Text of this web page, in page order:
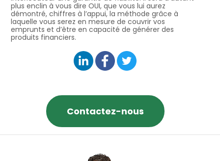
plus enclin à vous dire OUI, que vous lui aurez
démontré, chiffres à l’appui, la méthode grâce à
laquelle vous serez en mesure de couvrir vos
emprunts et d’être en capacité de générer des
produits financiers.
Contactez-nous